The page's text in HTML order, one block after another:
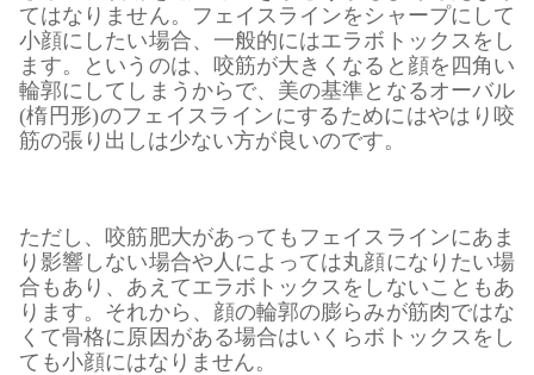
てはなりません。フェイスラインをシャープにして
小顔にしたい場合、一般的にはエラボトックスをし
ます。というのは、咬筋が大きくなると顔を四角い
輪郭にしてしまうからで、美の基準となるオーバル
(楕円形)のフェイスラインにするためにはやはり咬
筋の張り出しは少ない方が良いのです。
ただし、咬筋肥大があってもフェイスラインにあま
り影響しない場合や人によっては丸顔になりたい場
合もあり、あえてエラボトックスをしないこともあ
ります。それから、顔の輪郭の膨らみが筋肉ではな
くて骨格に原因がある場合はいくらボトックスをし
ても小顔にはなりません。